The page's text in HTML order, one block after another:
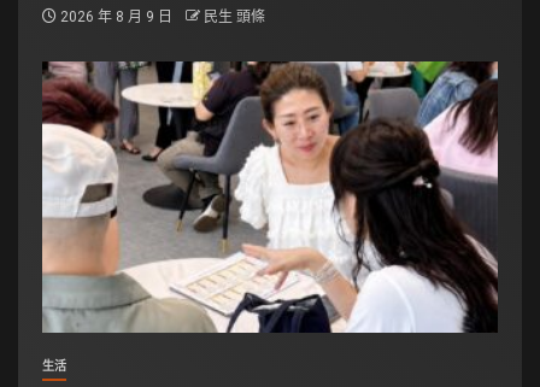
2026 年 8 月 9 日 民生 頭條
生活